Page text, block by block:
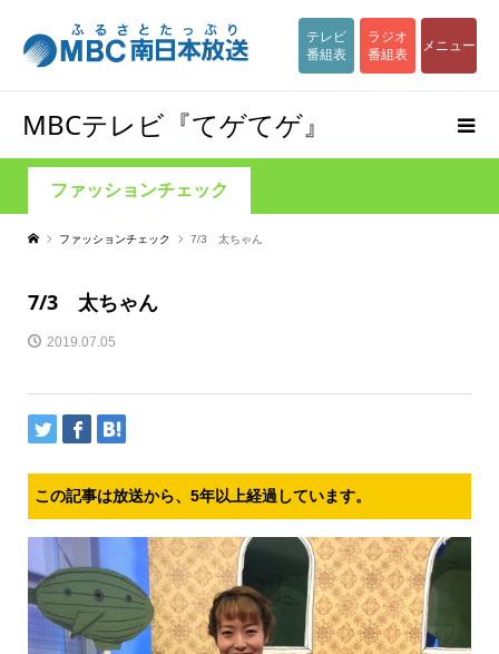
テレビ
番組表
ラジオ
番組表
メニュー
MBCテレビ『てゲてゲ』
ファッションチェック
ファッションチェック 7/3 太ちゃん
7/3 太ちゃん
2019.07.05
この記事は放送から、5年以上経過しています。